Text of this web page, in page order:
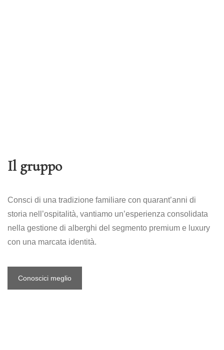
Il gruppo
Consci di una tradizione familiare con quarant’anni di
storia nell’ospitalità, vantiamo un’esperienza consolidata
nella gestione di alberghi del segmento premium e luxury
con una marcata identità.
Conoscici meglio